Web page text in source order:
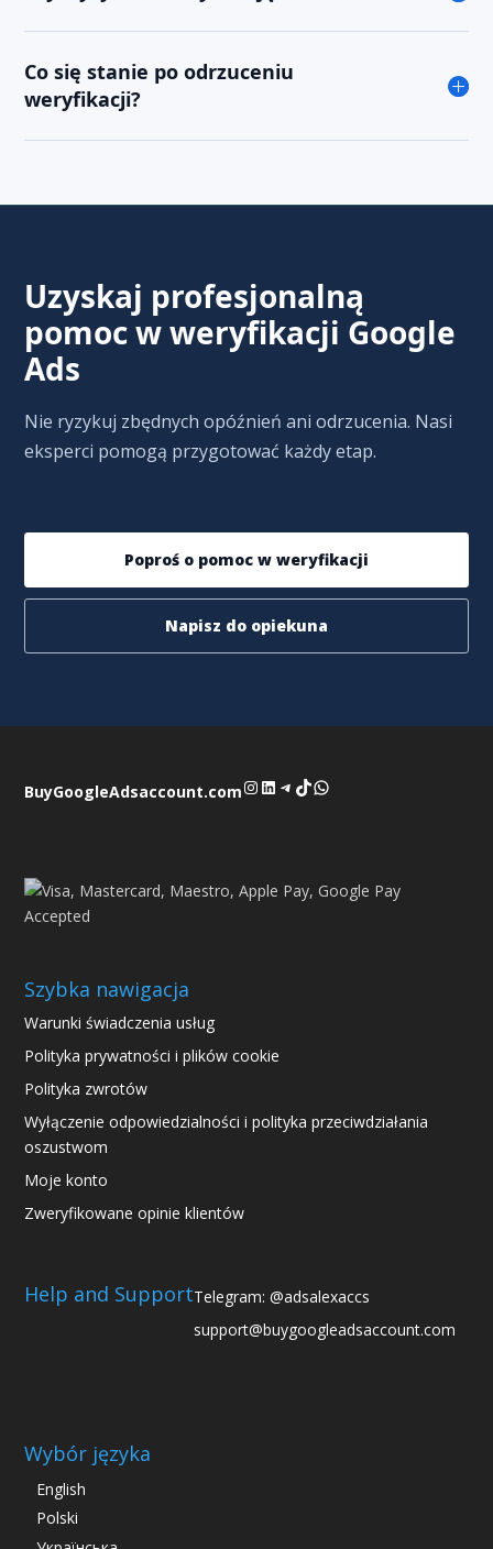
Co się stanie po odrzuceniu
weryfikacji?
Uzyskaj profesjonalną
pomoc w weryfikacji Google
Ads
Nie ryzykuj zbędnych opóźnień ani odrzucenia. Nasi
eksperci pomogą przygotować każdy etap.
Poproś o pomoc w weryfikacji
Napisz do opiekuna
BuyGoogleAdsaccount.comInstagram
LinkedIn
Telegram
TikTok
WhatsApp
Szybka nawigacja
Warunki świadczenia usług
Polityka prywatności i plików cookie
Polityka zwrotów
Wyłączenie odpowiedzialności i polityka przeciwdziałania
oszustwom
Moje konto
Zweryfikowane opinie klientów
Help and SupportTelegram: @adsalexaccs
support@buygoogleadsaccount.com
Wybór języka
English
Polski